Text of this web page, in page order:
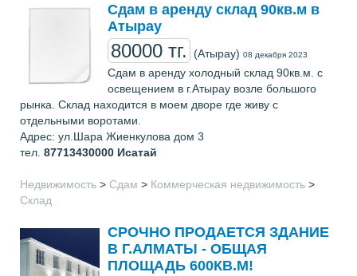
Сдам в аренду склад 90кв.м в
Атырау
80000 тг. (Атырау) 08 декабря 2023
Сдам в аренду холодный склад 90кв.м. с
освещением в г.Атырау возле большого
рынка. Склад находится в моем дворе где живу с
отдельными воротами.
Адрес: ул.Шара Жиенкулова дом 3
тел. 87713430000 Исатай
Недвижимость > Сдам > Коммерческая недвижимость >
Склад
СРОЧНО ПРОДАЕТСЯ ЗДАНИЕ
В Г.АЛМАТЫ - ОБЩАЯ
ПЛОЩАДЬ 600КВ.М!